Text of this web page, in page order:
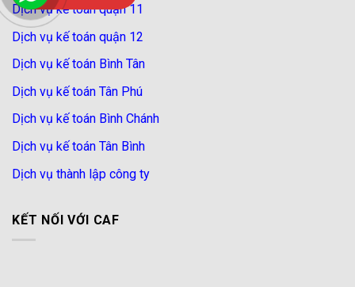
Dịch vụ kế toán quận 11
Dịch vụ kế toán quận 12
Dịch vụ kế toán Bình Tân
Dịch vụ kế toán Tân Phú
Dịch vụ kế toán Bình Chánh
Dịch vụ kế toán Tân Bình
Dịch vụ thành lập công ty
KẾT NỐI VỚI CAF